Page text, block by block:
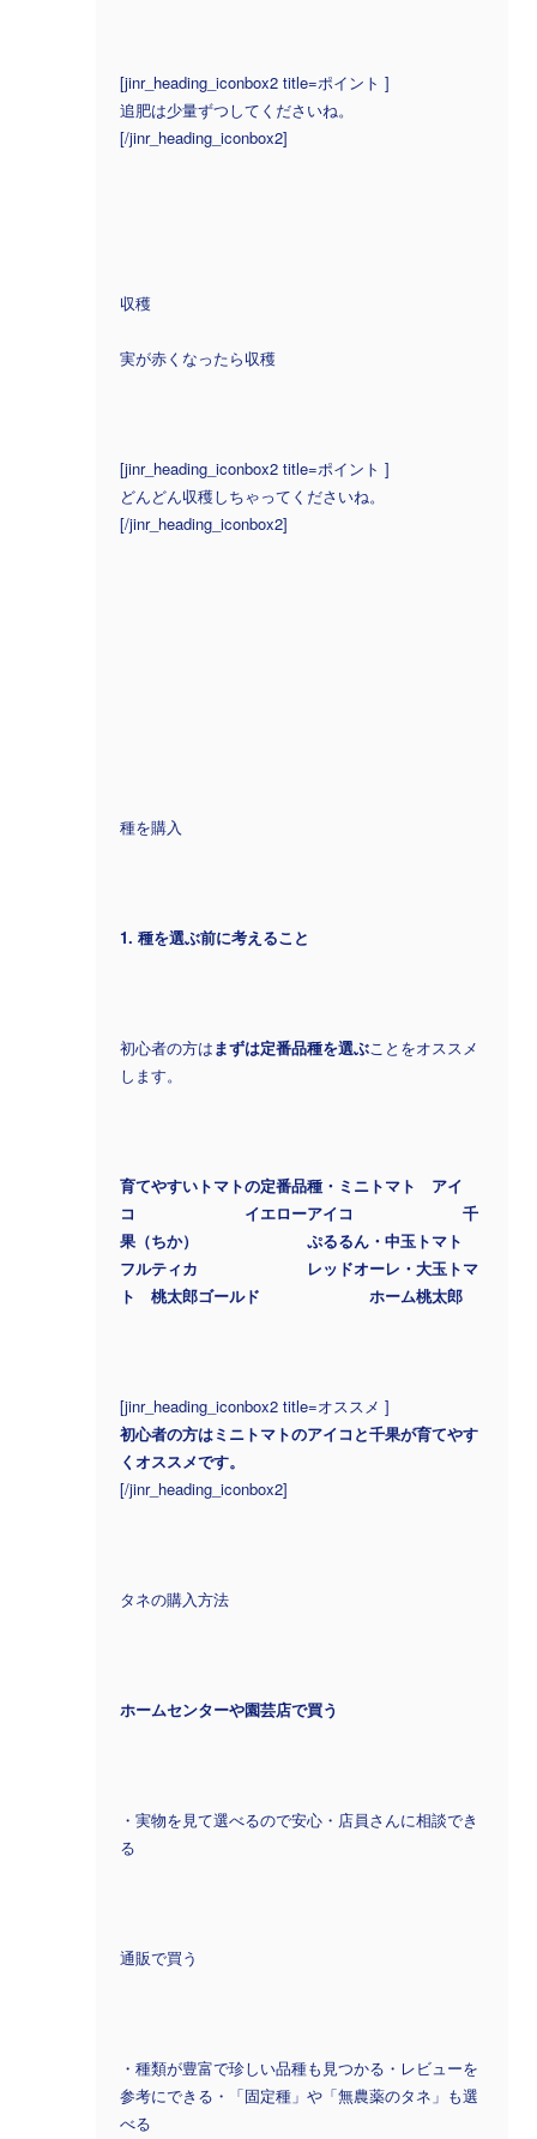
[jinr_heading_iconbox2 title=ポイント ]
追肥は少量ずつしてくださいね。
[/jinr_heading_iconbox2]
収穫
実が赤くなったら収穫
[jinr_heading_iconbox2 title=ポイント ]
どんどん収穫しちゃってくださいね。
[/jinr_heading_iconbox2]
種を購入
1. 種を選ぶ前に考えること
初心者の方はまずは定番品種を選ぶことをオススメ
します。
育てやすいトマトの定番品種・ミニトマト アイ
コ イエローアイコ 千
果（ちか） ぷるるん・中玉トマト
フルティカ レッドオーレ・大玉トマ
ト 桃太郎ゴールド ホーム桃太郎
[jinr_heading_iconbox2 title=オススメ ]
初心者の方はミニトマトのアイコと千果が育てやす
くオススメです。
[/jinr_heading_iconbox2]
タネの購入方法
ホームセンターや園芸店で買う
・実物を見て選べるので安心・店員さんに相談でき
る
通販で買う
・種類が豊富で珍しい品種も見つかる・レビューを
参考にできる・「固定種」や「無農薬のタネ」も選
べる